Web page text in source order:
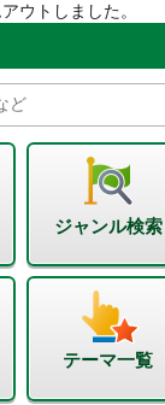
ウトしました。
ジャンル検索
テーマ一覧